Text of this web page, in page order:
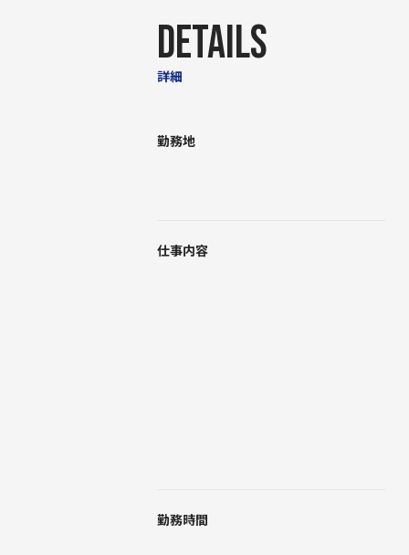
DETAILS
詳細
勤務地
仕事内容
勤務時間